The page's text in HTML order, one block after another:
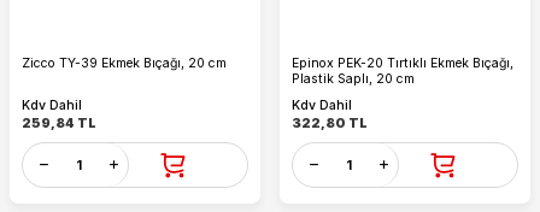
Zicco TY-39 Ekmek Bıçağı, 20 cm
Kdv Dahil
259,84 TL
Epinox PEK-20 Tırtıklı Ekmek Bıçağı,
Plastik Saplı, 20 cm
Kdv Dahil
322,80 TL